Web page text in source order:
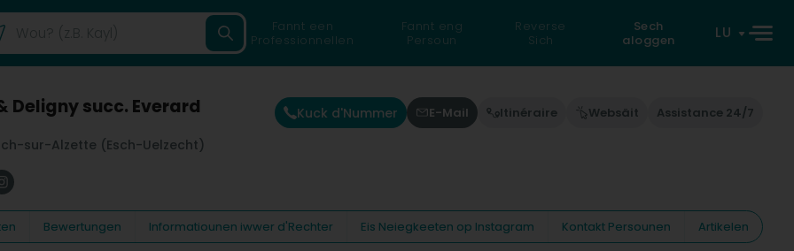
Fannt een
Professionnellen
Fannt eng
Persoun
Reverse
Sich
Sech
aloggen
LU
Deligny succ. Everard
sur-Alzette (Esch-Uelzecht)
Kuck d'Nummer E-Mail Itinéraire Websäit Assistance 24/7
Bewertungen Informatiounen iwwer d'Rechter Eis Neiegkeeten op Instagram Kontakt Persounen
Artikelen